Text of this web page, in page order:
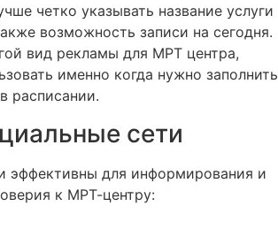
четко указывать название услуги
возможность записи на сегодня.
вид рекламы для МРТ центра,
именно когда нужно заполнить
расписании.
сети
эффективны для информирования и
к МРТ-центру: